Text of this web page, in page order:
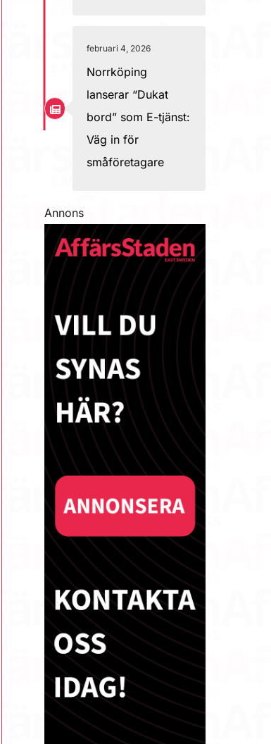
februari 4, 2026
Norrköping
lanserar “Dukat
bord” som E-tjänst:
Väg in för
småföretagare
Annons